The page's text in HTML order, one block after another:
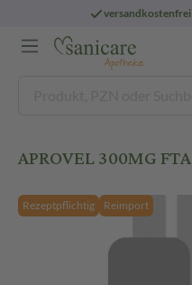
versandkostenfrei
APROVEL 300MG FTA
Rezeptpflichtig Reimport